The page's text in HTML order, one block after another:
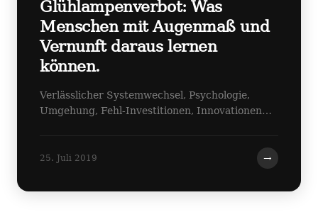
Glühlampenverbot: Was
Menschen mit Augenmaß und
Vernunft daraus lernen
können.
Verlässlicher Systemwechsel, Psychologie,
Umgehung, Fehl-Investitionen, Innovationen…
25. Juli 2019 →